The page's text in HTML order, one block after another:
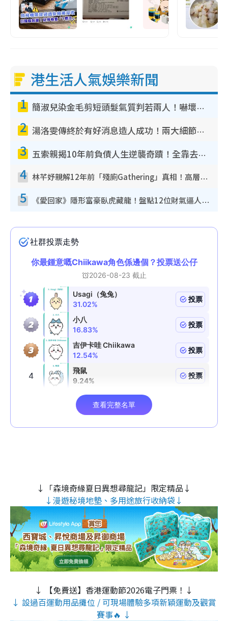
港生活人氣娛樂新聞
1 簡淑兒染金毛剪短頭髮氣質判若兩人！嚇壞老公麥大力都認唔出：「你做咩事？」
2 湯洛雯傳終於有好消息造人成功！兩大細節曝孕味極濃惹猜測：大肚婆先會咁！
3 五索親揭10年前負債人生逆襲奇蹟！全靠去一地方轉運後即遇上馬先生
4 林芊妤親解12年前「殘廁Gathering」真相！高層解約一句話重創尊嚴至今拒返TVB
5 《愛回家》隱形富豪臥虎藏龍！盤點12位財氣逼人的有錢藝人：呢位靚女3億身家唔憂做
↓「森境奇緣夏日異想尋龍記」限定精品↓
↓漫遊秘境地墊、多用途旅行收納袋↓
↓ 【免費送】香港運動節2026電子門票！↓
↓ 設過百運動用品攤位 / 可現場體驗多項新穎運動及觀賞
賽事🔥 ↓